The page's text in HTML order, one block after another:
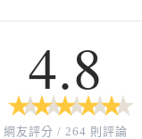
4.8
★
★ ★
★ ★
★ ★
★ ★
★
網友評分 / 264 則評論